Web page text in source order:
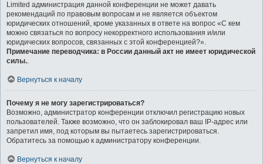
Limited администрация данной конференции не может давать
рекомендаций по правовым вопросам и не является объектом
юридических отношений, кроме указанных в ответе на вопрос «С кем
можно связаться по вопросу некорректного использования и/или
юридических вопросов, связанных с этой конференцией?».
Примечание переводчика: в России данный акт не имеет юридической
силы..
Вернуться к началу
Почему я не могу зарегистрироваться?
Возможно, администратор конференции отключил регистрацию новых
пользователей. Также возможно, что он заблокировал ваш IP-адрес или
запретил имя, под которым вы пытаетесь зарегистрироваться.
Обратитесь за помощью к администратору конференции.
Вернуться к началу